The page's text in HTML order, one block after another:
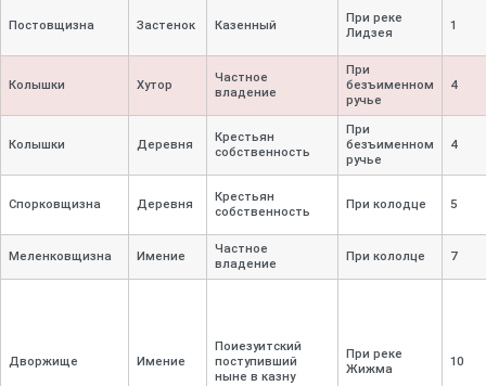
Постовщизна Застенок Казенный
При реке
Лидзея
1
Колышки Хутор
Частное
владение
При
безъименном
ручье
4
Колышки Деревня
Крестьян
собственность
При
безъименном
ручье
4
Спорковщизна Деревня
Крестьян
собственность
При колодце 5
Меленковщизна Имение
Частное
владение
При кололце 7
Дворжище Имение
Поиезуитский
поступивший
ныне в казну
При реке
Жижма
10